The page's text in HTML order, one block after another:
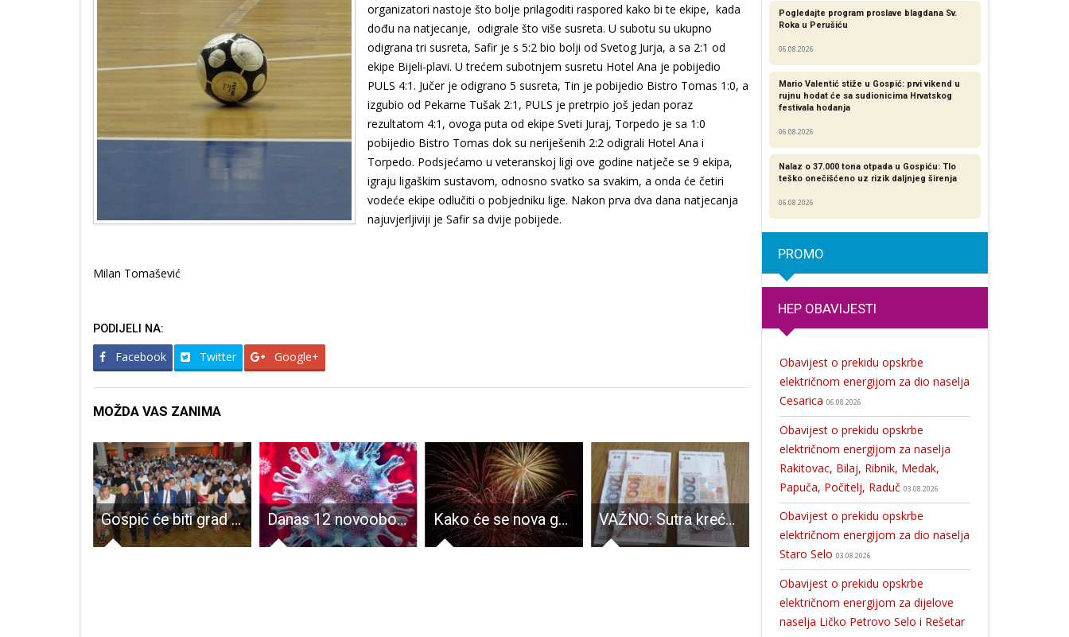
organizatori nastoje što bolje prilagoditi raspored kako bi te ekipe, kada
dođu na natjecanje, odigrale što više susreta. U subotu su ukupno
odigrana tri susreta, Safir je s 5:2 bio bolji od Svetog Jurja, a sa 2:1 od
ekipe Bijeli-plavi. U trećem subotnjem susretu Hotel Ana je pobijedio
PULS 4:1. Jučer je odigrano 5 susreta, Tin je pobijedio Bistro Tomas 1:0, a
izgubio od Pekarne Tušak 2:1, PULS je pretrpio još jedan poraz
rezultatom 4:1, ovoga puta od ekipe Sveti Juraj, Torpedo je sa 1:0
pobijedio Bistro Tomas dok su neriješenih 2:2 odigrali Hotel Ana i
Torpedo. Podsjećamo u veteranskoj ligi ove godine natječe se 9 ekipa,
igraju ligaškim sustavom, odnosno svatko sa svakim, a onda će četiri
vodeće ekipe odlučiti o pobjedniku lige. Nakon prva dva dana natjecanja
najuvjerljiviji je Safir sa dvije pobijede.
Milan Tomašević
PODIJELI NA:
Facebook Twitter Google+
MOŽDA VAS ZANIMA
Gospić će biti grad gospodarstva,kulture,znanosti i odgovornosti Danas 12 novooboljelih od COVID-19, najviše, osam, s područja Gospića Kako će se nova godina čekati u Otočcu, Gospiću, Korenici, Novalji i na Baškim Oštarijama VAŽNO: Sutra kreće isplata božićnice, poklona gradske vlasti umirovljenicima s mirovinom nižom od 1,500 kuna i nezaposlenima Nepoznati počinitelj oštetio reflektore koji obasjavaju crkvu „Sv. Velikomučenika Georgija“ u Otočcu
Pogledajte program proslave blagdana Sv.
Roka u Perušiću
06.08.2026
Mario Valentić stiže u Gospić: prvi vikend u
rujnu hodat će sa sudionicima Hrvatskog
festivala hodanja
06.08.2026
Nalaz o 37.000 tona otpada u Gospiću: Tlo
teško onečišćeno uz rizik daljnjeg širenja
06.08.2026
PROMO
HEP OBAVIJESTI
Obavijest o prekidu opskrbe
električnom energijom za dio naselja
Cesarica 06.08.2026
Obavijest o prekidu opskrbe
električnom energijom za naselja
Rakitovac, Bilaj, Ribnik, Medak,
Papuča, Počitelj, Raduč 03.08.2026
Obavijest o prekidu opskrbe
električnom energijom za dio naselja
Staro Selo 03.08.2026
Obavijest o prekidu opskrbe
električnom energijom za dijelove
naselja Ličko Petrovo Selo i Rešetar